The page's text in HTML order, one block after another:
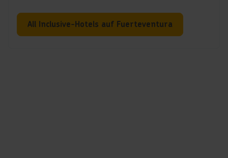
All Inclusive-Hotels auf Fuerteventura